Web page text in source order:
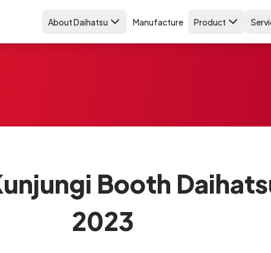
About Daihatsu Manufacture Product
Booth
2023